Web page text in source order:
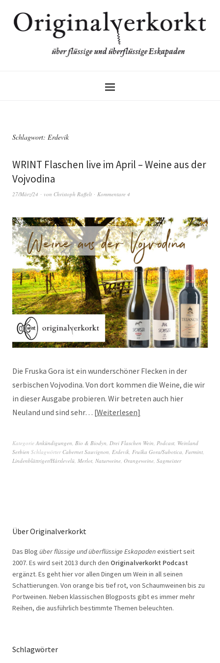
Schlagwort: Erdevik
WRINT Flaschen live im April – Weine aus der
Vojvodina
27/März/24 von Christoph Raffelt Kommentare 4
Die Fruska Gora ist ein wunderschöner Flecken in der
serbischen Vojvodina. Von dort kommen die Weine, die wir
in dieser Ausgabe probieren. Wir betreten auch hier
Neuland und sind sehr… Weiterlesen
Kategorie Ankündigungen Bio & Biodyn Drei Flaschen Wein Podcast Weinland
Serbien Schlagwörter Cabernet Sauvignon Erdevik Fruška Gora/Subotica Furmint
Lindenblättriger/Hárslevelü Merlot Naturweine Orangeweine Sagmeister
Über Originalverkorkt
Das Blog über flüssige und überflüssige Eskapadenexistiert seit
2007. Es wird seit 2013 durch den Originalverkorkt Podcast
ergänzt. Es geht hier vor allen Dingen um Wein in all seinen
Schattierungen. Von orange bis tief rot, von Schaumweinen bis zu
Portweinen. Neben klassischen Blogposts gibt es immer mehr
Reihen, die ausführlich bestimmte Themen beleuchten.
Schlagwörter